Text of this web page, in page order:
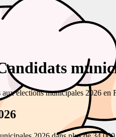
élections municipales 2026